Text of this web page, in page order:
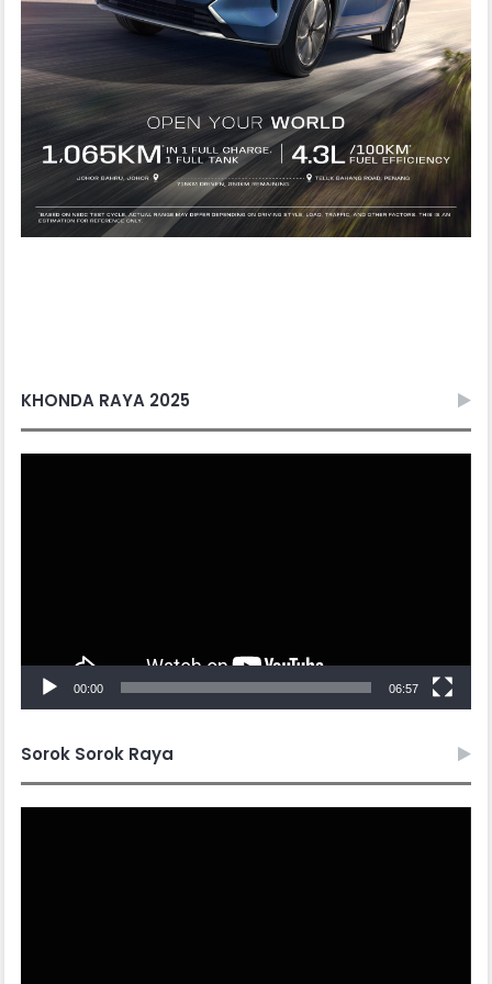
KHONDA RAYA 2025
00:00 06:57
Sorok Sorok Raya